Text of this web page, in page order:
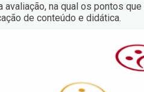
na qual os pontos
de conteúdo e didática.